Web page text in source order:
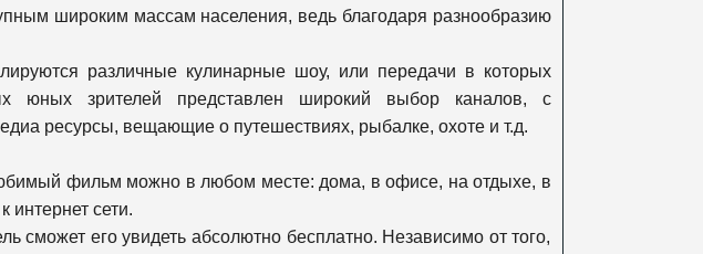
Viasat Nature
Viasat History
широким массам населения, ведь благодаря разнообразию
различные кулинарные шоу, или передачи в которых
юных зрителей представлен широкий выбор каналов, с
ресурсы, вещающие о путешествиях, рыбалке, охоте и т.д.
фильм можно в любом месте: дома, в офисе, на отдыхе, в
интернет сети.
сможет его увидеть абсолютно бесплатно. Независимо от того,